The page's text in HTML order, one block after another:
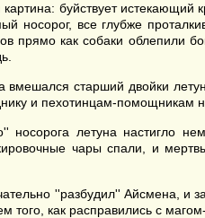
буйствует истекающий
носорог, все глубже
прямо как собаки облепили
старший двойки
и пехотинцам-
носорога летуна настигло
чары спали, и
''разбудил'' Айсмена, и
того, как расправились с